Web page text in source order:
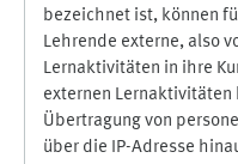
bezeichnet ist, können
Lehrende externe, also
Lernaktivitäten in ihre
externen Lernaktivitäten
Übertragung von
über die IP-Adresse